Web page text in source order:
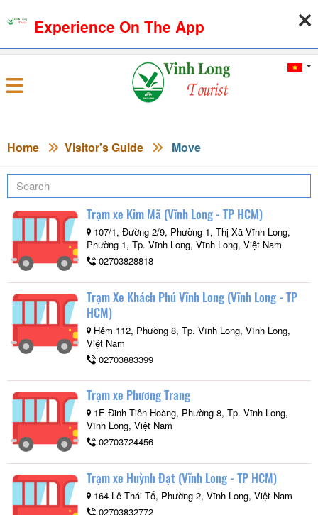
06-08-2026, 08:43:04 WEATHER
Home Visitor's Guide Move
Trạm xe Kim Mã (Vĩnh Long - TP HCM)
107/1, Đường 2/9, Phường 1, Thị Xã Vĩnh Long,
Phường 1, Tp. Vĩnh Long, Vĩnh Long, Việt Nam
02703828818
Trạm Xe Khách Phú Vĩnh Long (Vĩnh Long - TP
HCM)
Hẻm 112, Phường 8, Tp. Vĩnh Long, Vĩnh Long,
Việt Nam
02703883399
Trạm xe Phương Trang
1E Đinh Tiên Hoàng, Phường 8, Tp. Vĩnh Long,
Vĩnh Long, Việt Nam
02703724456
Trạm xe Huỳnh Đạt (Vĩnh Long - TP HCM)
164 Lê Thái Tổ, Phường 2, Vĩnh Long, Việt Nam
02703832772
Experience On The App